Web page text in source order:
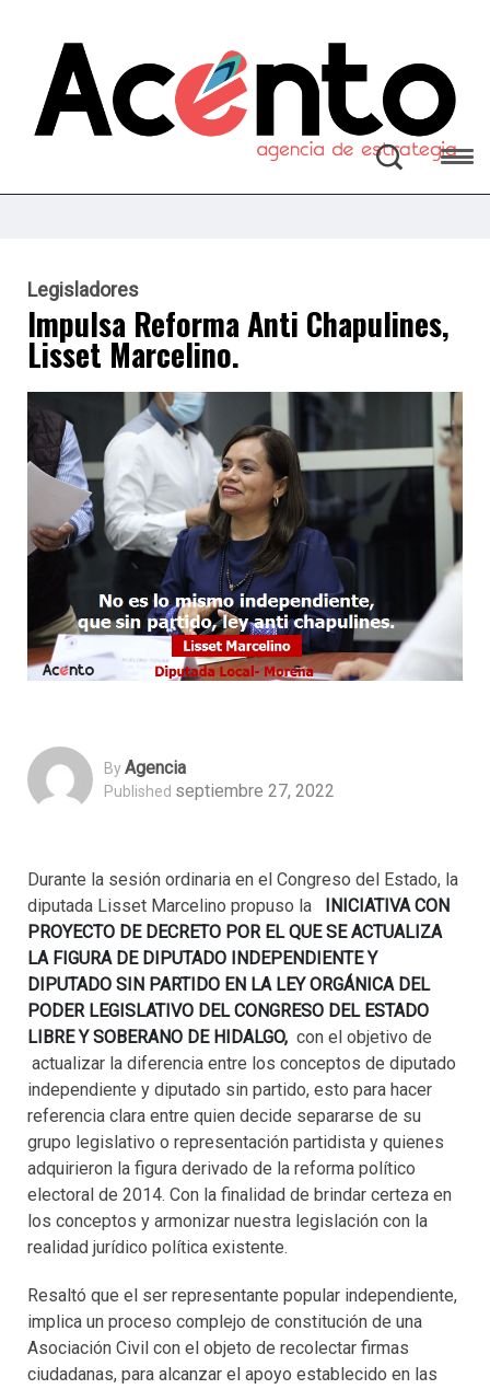
Legisladores
Impulsa Reforma Anti Chapulines,
Lisset Marcelino.
ByAgencia
Published septiembre 27, 2022
Durante la sesión ordinaria en el Congreso del Estado, la
diputada Lisset Marcelino propuso la INICIATIVA CON
PROYECTO DE DECRETO POR EL QUE SE ACTUALIZA
LA FIGURA DE DIPUTADO INDEPENDIENTE Y
DIPUTADO SIN PARTIDO EN LA LEY ORGÁNICA DEL
PODER LEGISLATIVO DEL CONGRESO DEL ESTADO
LIBRE Y SOBERANO DE HIDALGO, con el objetivo de
actualizar la diferencia entre los conceptos de diputado
independiente y diputado sin partido, esto para hacer
referencia clara entre quien decide separarse de su
grupo legislativo o representación partidista y quienes
adquirieron la figura derivado de la reforma político
electoral de 2014. Con la finalidad de brindar certeza en
los conceptos y armonizar nuestra legislación con la
realidad jurídico política existente.
Resaltó que el ser representante popular independiente,
implica un proceso complejo de constitución de una
Asociación Civil con el objeto de recolectar firmas
ciudadanas, para alcanzar el apoyo establecido en las